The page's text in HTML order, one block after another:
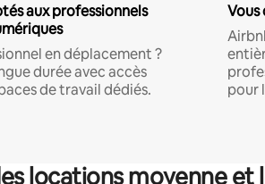
aux professionnels
en déplacement ?
durée avec accès
de travail dédiés.
Vous
pour
locations moyenne et